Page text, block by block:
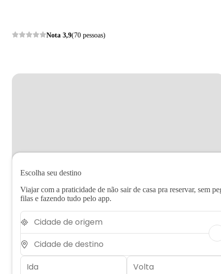
Nota 3,9(70 pessoas)
Escolha seu destino
Viajar com a praticidade de não sair de casa pra reservar, sem
filas e fazendo tudo pelo app.